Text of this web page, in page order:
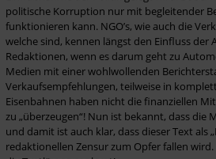
politische Korruption nur mit begleitender
funktionieren kann. NGO’s, wie auch die
welche sind, kennen längst den Einfluss der
Redaktionen, wenn es darum geht zu
Medien mit einer wohlwollenden
Verkaufsempfehlungen, teilweise in
Eisenbahnen haben nicht die finanziellen
zu „überzeugen“! Nun ist bekannt, dass die
und damit ist auch klar, dass dieser Text als
redaktionellen Zensur zum Opfer fallen